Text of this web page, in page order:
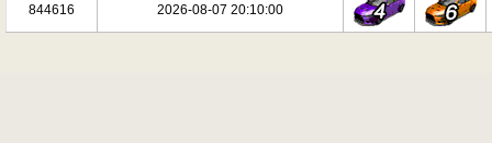
844616 2026-08-07 20:10:00